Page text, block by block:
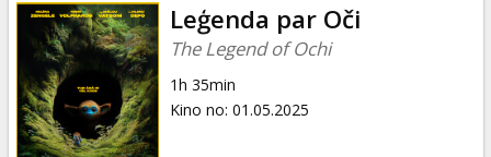
Leģenda par Oči
The Legend of Ochi
1h 35min
Kino no: 01.05.2025